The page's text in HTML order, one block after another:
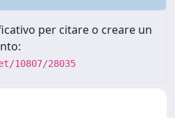
per citare o creare un
10807/28035